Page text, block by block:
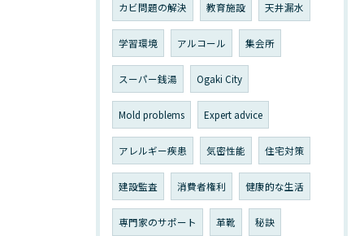
カビ問題の解決 教育施設 天井漏水
学習環境 アルコール 集会所
スーパー銭湯 Ogaki City
Mold problems Expert advice
アレルギー疾患 気密性能 住宅対策
建設監査 消費者権利 健康的な生活
専門家のサポート 革靴 秘訣